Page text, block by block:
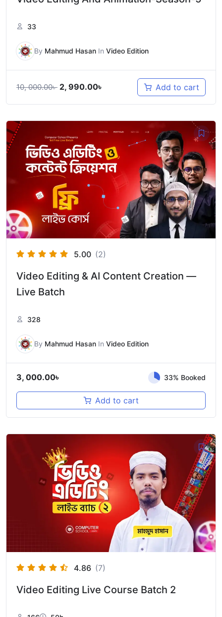
33
By Mahmud Hasan In Video Edition
10, 000.00৳ 2, 990.00৳ Add to cart
5.00 (2)
Video Editing & AI Content Creation —
Live Batch
328
By Mahmud Hasan In Video Edition
3, 000.00৳ 33% Booked
Add to cart
4.86 (7)
Video Editing Live Course Batch 2